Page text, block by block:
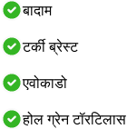
बादाम
टर्की ब्रेस्ट
एवोकाडो
होल ग्रेन टॉरटिलास